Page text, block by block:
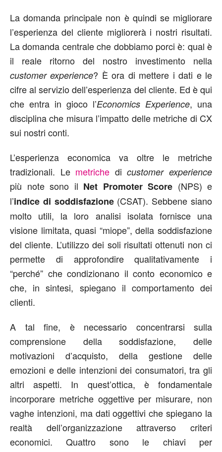
La domanda principale non è quindi se migliorare
l’esperienza del cliente migliorerà i nostri risultati.
La domanda centrale che dobbiamo porci è: qual è
il reale ritorno del nostro investimento nella
customer experience? È ora di mettere i dati e le
cifre al servizio dell’esperienza del cliente. Ed è qui
che entra in gioco l’Economics Experience, una
disciplina che misura l’impatto delle metriche di CX
sui nostri conti.
L’esperienza economica va oltre le metriche
tradizionali. Le metriche dicustomer experience
più note sono il Net Promoter Score (NPS) e
l’indice di soddisfazione(CSAT). Sebbene siano
molto utili, la loro analisi isolata fornisce una
visione limitata, quasi “miope”, della soddisfazione
del cliente. L’utilizzo dei soli risultati ottenuti non ci
permette di approfondire qualitativamente i
“perché” che condizionano il conto economico e
che, in sintesi, spiegano il comportamento dei
clienti.
A tal fine, è necessario concentrarsi sulla
comprensione della soddisfazione, delle
motivazioni d’acquisto, della gestione delle
emozioni e delle intenzioni dei consumatori, tra gli
altri aspetti. In quest’ottica, è fondamentale
incorporare metriche oggettive per misurare, non
vaghe intenzioni, ma dati oggettivi che spiegano la
realtà dell’organizzazione attraverso criteri
economici. Quattro sono le chiavi per